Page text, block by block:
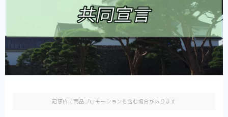
記事内に商品プロモーションを含む場合があります